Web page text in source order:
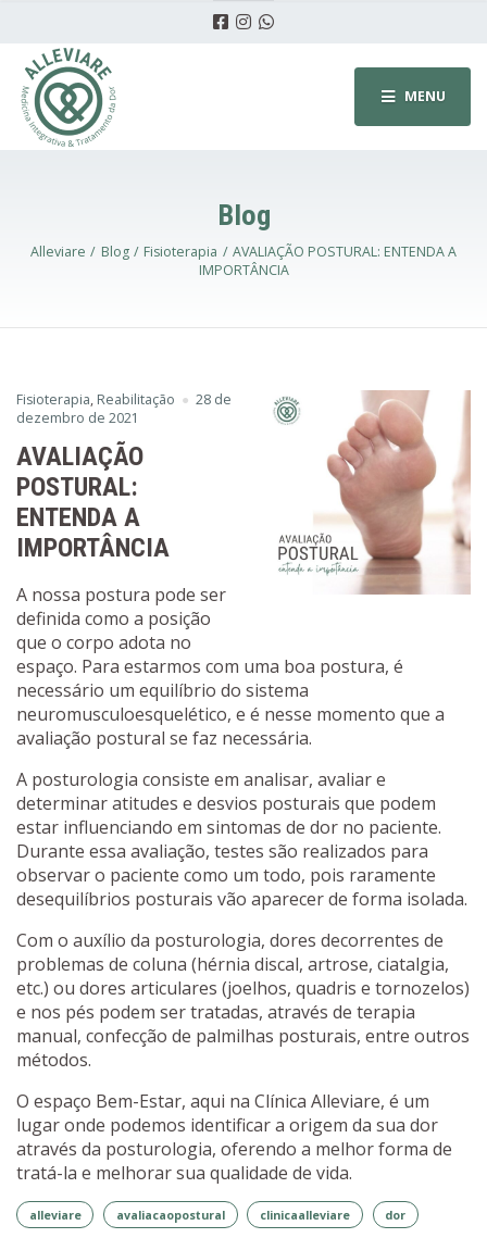
MENU
Blog
Alleviare Blog Fisioterapia
AVALIAÇÃO POSTURAL: ENTENDA A
IMPORTÂNCIA
Fisioterapia, Reabilitação
28 de
dezembro de 2021
AVALIAÇÃO
POSTURAL:
ENTENDA A
IMPORTÂNCIA
A nossa postura pode ser
definida como a posição
que o corpo adota no
espaço. Para estarmos com uma boa postura, é
necessário um equilíbrio do sistema
neuromusculoesquelético, e é nesse momento que a
avaliação postural se faz necessária.
A posturologia consiste em analisar, avaliar e
determinar atitudes e desvios posturais que podem
estar influenciando em sintomas de dor no paciente.
Durante essa avaliação, testes são realizados para
observar o paciente como um todo, pois raramente
desequilíbrios posturais vão aparecer de forma isolada.
Com o auxílio da posturologia, dores decorrentes de
problemas de coluna (hérnia discal, artrose, ciatalgia,
etc.) ou dores articulares (joelhos, quadris e tornozelos)
e nos pés podem ser tratadas, através de terapia
manual, confecção de palmilhas posturais, entre outros
métodos.
O espaço Bem-Estar, aqui na Clínica Alleviare, é um
lugar onde podemos identificar a origem da sua dor
através da posturologia, oferendo a melhor forma de
tratá-la e melhorar sua qualidade de vida.
alleviare avaliacaopostural clinicaalleviare dor